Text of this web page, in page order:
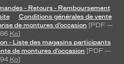
- Retours - Remboursement
Conditions générales de vente
de montures d’occasion [PDF —
86 Ko]
- Liste des magasins participants
de montures d’occasion [PDF —
94 Ko]